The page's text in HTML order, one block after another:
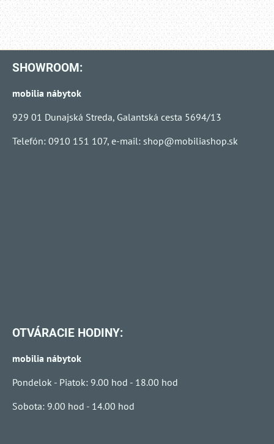
SHOWROOM:
mobilia nábytok
929 01 Dunajská Streda, Galantská cesta 5694/13
Telefón: 0910 151 107, e-mail: shop@mobiliashop.sk
OTVÁRACIE HODINY:
mobilia nábytok
Pondelok - Piatok: 9.00 hod - 18.00 hod
Sobota: 9.00 hod - 14.00 hod